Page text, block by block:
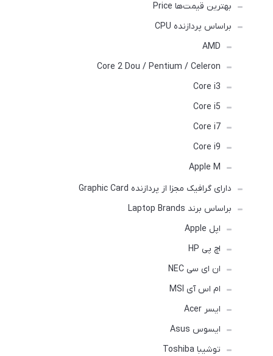
بهترین قیمت‌ها Price
براساس پردازنده CPU
AMD
Core 2 Dou / Pentium / Celeron
Core i3
Core i5
Core i7
Core i9
Apple M
دارای گرافیک مجزا از پردازنده Graphic Card
براساس برند Laptop Brands
اپل Apple
اچ پی HP
ان ای سی NEC
ام اس آی MSI
ایسر Acer
ایسوس Asus
توشیبا Toshiba